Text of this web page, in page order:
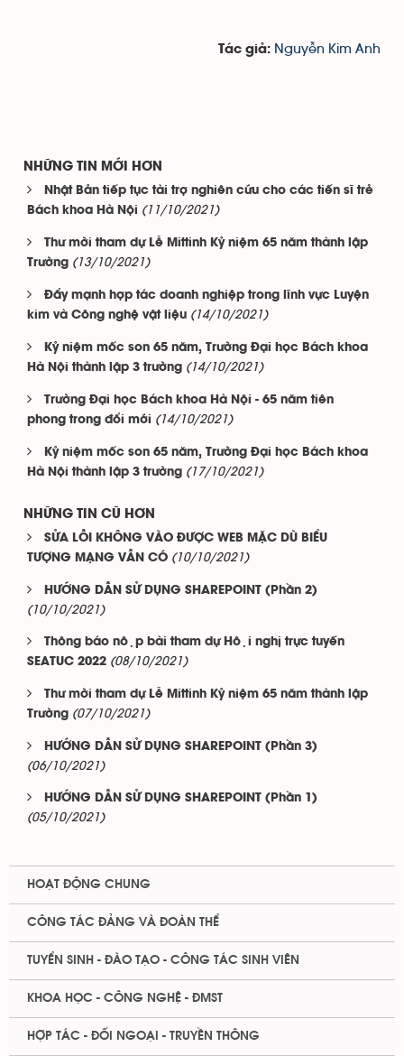
Tác giả: Nguyễn Kim Anh
NHỮNG TIN MỚI HƠN
Nhật Bản tiếp tục tài trợ nghiên cứu cho các tiến sĩ trẻ
Bách khoa Hà Nội (11/10/2021)
Thư mời tham dự Lễ Mittinh Kỷ niệm 65 năm thành lập
Trường (13/10/2021)
Đẩy mạnh hợp tác doanh nghiệp trong lĩnh vực Luyện
kim và Công nghệ vật liệu (14/10/2021)
Kỷ niệm mốc son 65 năm, Trường Đại học Bách khoa
Hà Nội thành lập 3 trường (14/10/2021)
Trường Đại học Bách khoa Hà Nội - 65 năm tiên
phong trong đổi mới (14/10/2021)
Kỷ niệm mốc son 65 năm, Trường Đại học Bách khoa
Hà Nội thành lập 3 trường (17/10/2021)
NHỮNG TIN CŨ HƠN
SỬA LỖI KHÔNG VÀO ĐƯỢC WEB MẶC DÙ BIỂU
TƯỢNG MẠNG VẪN CÓ (10/10/2021)
HƯỚNG DẪN SỬ DỤNG SHAREPOINT (Phần 2)
(10/10/2021)
Thông báo nộp bài tham dự Hội nghị trực tuyến
SEATUC 2022 (08/10/2021)
Thư mời tham dự Lễ Mittinh Kỷ niệm 65 năm thành lập
Trường (07/10/2021)
HƯỚNG DẪN SỬ DỤNG SHAREPOINT (Phần 3)
(06/10/2021)
HƯỚNG DẪN SỬ DỤNG SHAREPOINT (Phần 1)
(05/10/2021)
HOẠT ĐỘNG CHUNG
CÔNG TÁC ĐẢNG VÀ ĐOÀN THỂ
TUYỂN SINH - ĐÀO TẠO - CÔNG TÁC SINH VIÊN
KHOA HỌC - CÔNG NGHỆ - ĐMST
HỢP TÁC - ĐỐI NGOẠI - TRUYỀN THÔNG